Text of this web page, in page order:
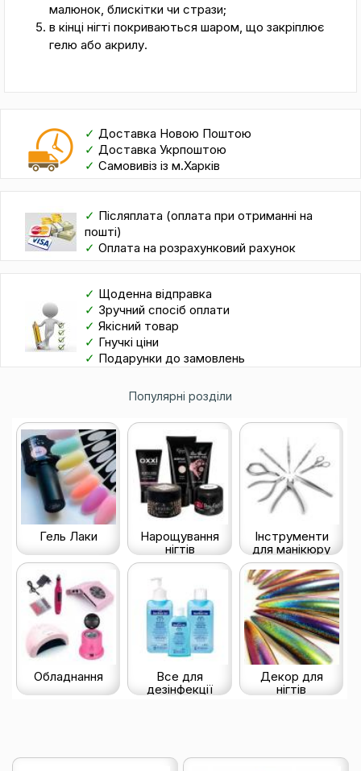
малюнок, блискітки чи стрази;
в кінці нігті покриваються шаром, що закріплює
гелю або акрилу.
✓ Доставка Новою Поштою
✓ Доставка Укрпоштою
✓ Самовивіз із м.Харків
✓ Післяплата (оплата при отриманні на
пошті)
✓ Оплата на розрахунковий рахунок
✓ Щоденна відправка
✓ Зручний спосіб оплати
✓ Якісний товар
✓ Гнучкі ціни
✓ Подарунки до замовлень
Популярні розділи
Гель Лаки
Нарощування
нігтів
Інструменти
для манікюру
Обладнання
Все для
дезінфекції
Декор для
нігтів